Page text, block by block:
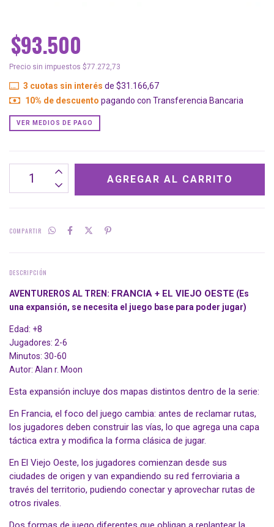
$93.500
Precio sin impuestos $77.272,73
3 cuotas sin interés de $31.166,67
10% de descuento pagando con Transferencia Bancaria
VER MEDIOS DE PAGO
COMPARTIR
DESCRIPCIÓN
AVENTUREROS AL TREN: FRANCIA + EL VIEJO OESTE (Es
una expansión, se necesita el juego base para poder jugar)
Edad: +8
Jugadores: 2-6
Minutos: 30-60
Autor: Alan r. Moon
Esta expansión incluye dos mapas distintos dentro de la serie:
En Francia, el foco del juego cambia: antes de reclamar rutas,
los jugadores deben construir las vías, lo que agrega una capa
táctica extra y modifica la forma clásica de jugar.
En El Viejo Oeste, los jugadores comienzan desde sus
ciudades de origen y van expandiendo su red ferroviaria a
través del territorio, pudiendo conectar y aprovechar rutas de
otros rivales.